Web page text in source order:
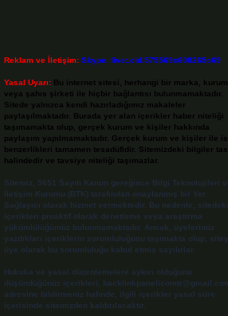
Reklam ve İletişim: Skype: live:.cid.575569c608265c69
Yasal Uyarı: Bu internet sitesi, herhangi bir marka, kurum
veya şahıs şirketi ile hiçbir bağlantısı bulunmamaktadır.
Sitede yalnızca kendi hazırladığımız makaleler
paylaşılmaktadır. Burada yer alan içerikler haber niteliği
taşımamakta olup, gerçek kurum ve kişiler hakkında
paylaşım yapılmamaktadır. Gerçek kurum ve kişiler ile
benzerlikleri tamamen tesadüfidir. Sitemizdeki bilgiler
halindedir ve tavsiye niteliği taşımazlar.
Sitemiz, 5651 Sayılı Kanun gereğince Bilgi Teknolojileri
İletişim Kurumu (BTK) tarafından onaylanmış bir Yer
Sağlayıcı olarak hizmet vermektedir. Bu nedenle, sitedeki
içerikleri proaktif olarak denetleme veya araştırma
yükümlülüğümüz bulunmamaktadır. Ancak, üyelerimiz
yazdıkları içeriklerin sorumluluğunu taşımakta olup,
üye olarak bu sorumluluğu kabul etmiş sayılırlar.
Hukuka ve yasal düzenlemelere aykırı olduğunu
düşündüğünüz içerikleri,
adresine bildirmeniz halinde, ilgili içerikler yasal süre
içerisinde sitemizden kaldırılacaktır.